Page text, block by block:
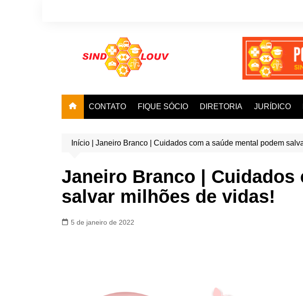
CONTATO FIQUE SÓCIO DIRETORIA JURÍDICO
Início Janeiro Branco | Cuidados com a saúde mental podem
Janeiro Branco | Cuidados
salvar milhões de vidas!
5 de janeiro de 2022